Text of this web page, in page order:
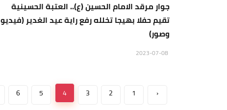
جوار مرقد الامام الحسين (ع).. العتبة الحسينية
تقيم حفلا بهيجا تخلله رفع راية عيد الغدير (فيديو
وصور)
‹
1
2
3
4
5
6